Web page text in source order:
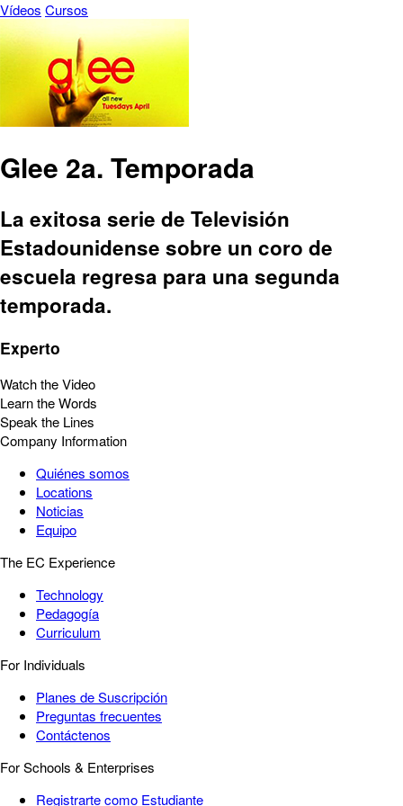
Vídeos Cursos
Glee 2a. Temporada
La exitosa serie de Televisión
Estadounidense sobre un coro de
escuela regresa para una segunda
temporada.
Experto
Watch the Video
Learn the Words
Speak the Lines
Company Information
Quiénes somos
Locations
Noticias
Equipo
The EC Experience
Technology
Pedagogía
Curriculum
For Individuals
Planes de Suscripción
Preguntas frecuentes
Contáctenos
For Schools & Enterprises
Registrarte como Estudiante